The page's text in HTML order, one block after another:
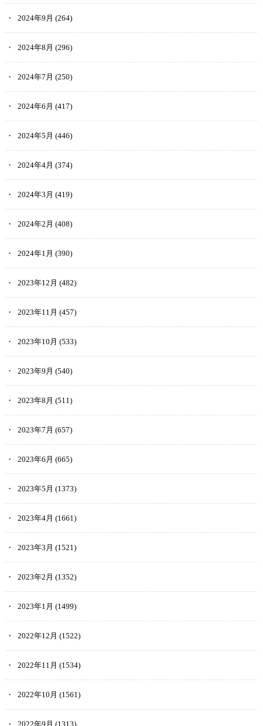
2024年9月 (264)
2024年8月 (296)
2024年7月 (250)
2024年6月 (417)
2024年5月 (446)
2024年4月 (374)
2024年3月 (419)
2024年2月 (408)
2024年1月 (390)
2023年12月 (482)
2023年11月 (457)
2023年10月 (533)
2023年9月 (540)
2023年8月 (511)
2023年7月 (657)
2023年6月 (665)
2023年5月 (1373)
2023年4月 (1661)
2023年3月 (1521)
2023年2月 (1352)
2023年1月 (1499)
2022年12月 (1522)
2022年11月 (1534)
2022年10月 (1561)
2022年9月 (1313)